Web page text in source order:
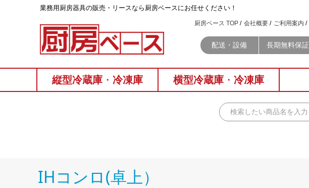
業務⽤厨房器具の販売・リースなら厨房ベースにお任せください！
厨房ベース TOP 会社概要 ご利用案内
配送・設備 長期無料保証
縦型冷蔵庫 ・ 冷凍庫 横型冷蔵庫 ・ 冷凍庫
IHコンロ(卓上）